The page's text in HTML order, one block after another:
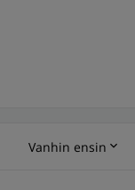
Vanhin ensin